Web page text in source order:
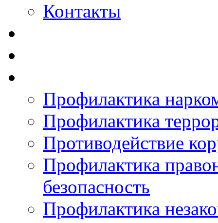
Контакты
Профилактика
Профилактика
Противодействие
Профилактика
безопасность
Профилактика